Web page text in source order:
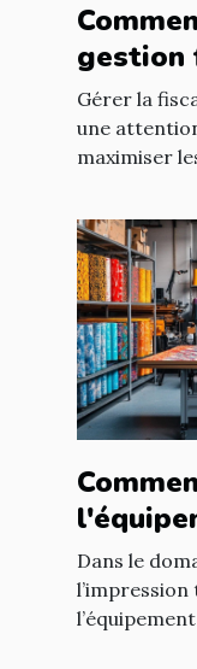
gestion
?
Gérer la
une
maximiser
votre
textile ?
Dans le